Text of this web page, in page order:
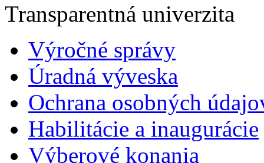
Transparentná univerzita
Výročné správy
Úradná výveska
Ochrana osobných
Habilitácie a inaugurácie
Výberové konania